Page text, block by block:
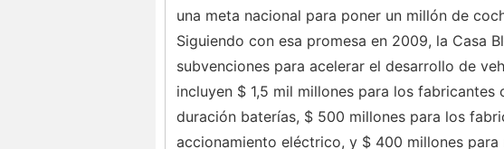
una meta nacional para poner un millón de
Siguiendo con esa promesa en 2009, la Casa
subvenciones para acelerar el desarrollo de
incluyen $ 1,5 mil millones para los
duración baterías, $ 500 millones para los
accionamiento eléctrico, y $ 400 millones